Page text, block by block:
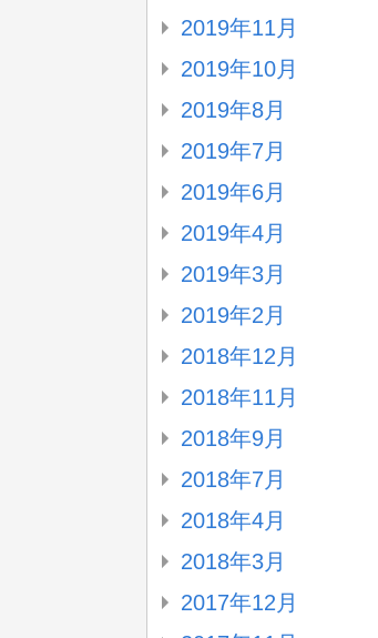
2019年11月
2019年10月
2019年8月
2019年7月
2019年6月
2019年4月
2019年3月
2019年2月
2018年12月
2018年11月
2018年9月
2018年7月
2018年4月
2018年3月
2017年12月